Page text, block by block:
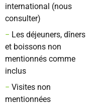
international (nous
consulter)
− Les déjeuners, dîners
et boissons non
mentionnés comme
inclus
−Visites non
mentionnées